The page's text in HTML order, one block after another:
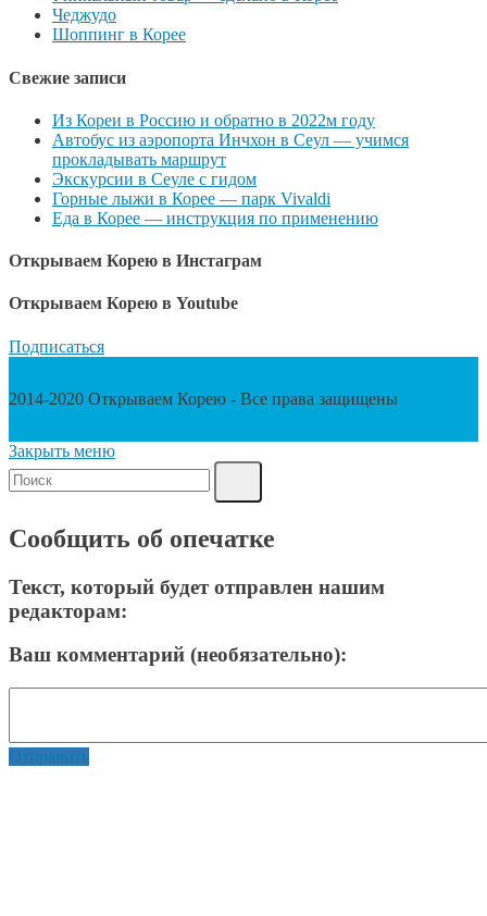
Чеджудо
Шоппинг в Корее
Свежие записи
Из Кореи в Россию и обратно в 2022м году
Автобус из аэропорта Инчхон в Сеул — учимся
прокладывать маршрут
Экскурсии в Сеуле с гидом
Горные лыжи в Корее — парк Vivaldi
Еда в Корее — инструкция по применению
Открываем Корею в Инстаграм
Открываем Корею в Youtube
Подписаться
2014-2020 Открываем Корею - Все права защищены
Закрыть меню
Сообщить об опечатке
Текст, который будет отправлен нашим
редакторам:
Ваш комментарий (необязательно):
Отправить